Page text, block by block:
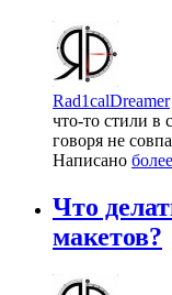
Rad1calDreamer
что-то стили в
говоря не
Написано
Что
макетов?